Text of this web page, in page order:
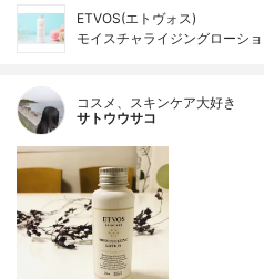
ETVOS(エトヴォス)
モイスチャライジングローシ
コスメ、スキンケア大好き
サトウウサコ